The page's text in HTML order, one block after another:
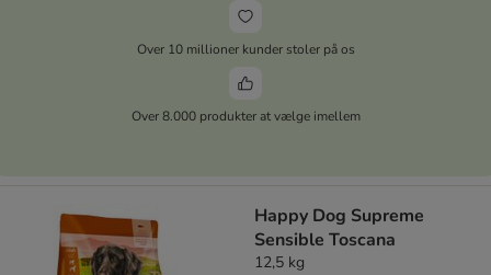
Over 10 millioner kunder stoler på os
Over 8.000 produkter at vælge imellem
Happy Dog Supreme
Sensible Toscana
12,5 kg